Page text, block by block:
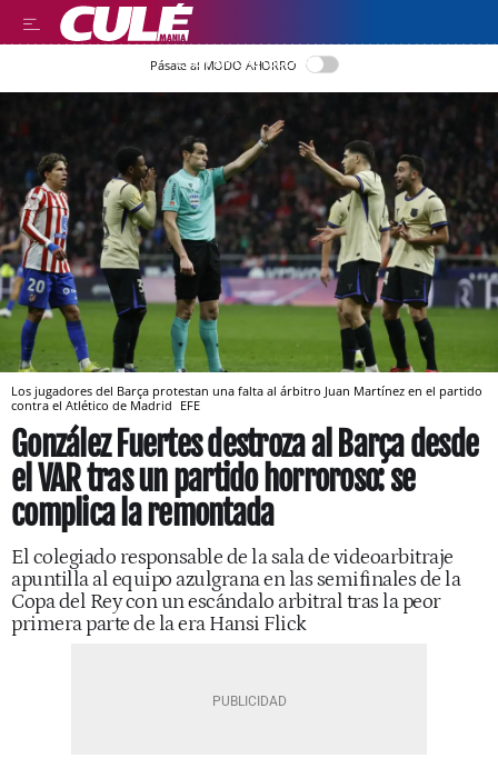
LEER EN CASTELLANO
Pásate al MODO AHORRO
Los jugadores del Barça protestan una falta al árbitro Juan Martínez en el partido
contra el Atlético de Madrid EFE
González Fuertes destroza al Barça desde
el VAR tras un partido horroroso: se
complica la remontada
El colegiado responsable de la sala de videoarbitraje
apuntilla al equipo azulgrana en las semifinales de la
Copa del Rey con un escándalo arbitral tras la peor
primera parte de la era Hansi Flick